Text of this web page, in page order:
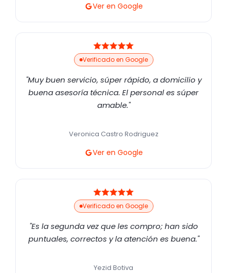
Ver en Google
Verificado en Google
"Muy buen servicio, súper rápido, a domicilio y
buena asesoría técnica. El personal es súper
amable."
Veronica Castro Rodriguez
Ver en Google
Verificado en Google
"Es la segunda vez que les compro; han sido
puntuales, correctos y la atención es buena."
Yezid Botiva